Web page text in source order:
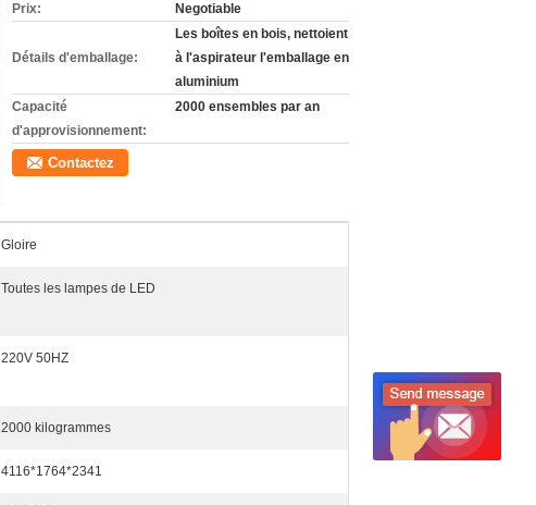
Prix: Negotiable
Détails d'emballage:
Les boîtes en bois, nettoient
à l'aspirateur l'emballage en
aluminium
Capacité
d'approvisionnement:
2000 ensembles par an
Contactez
Gloire
Toutes les lampes de LED
220V 50HZ
2000 kilogrammes
4116*1764*2341